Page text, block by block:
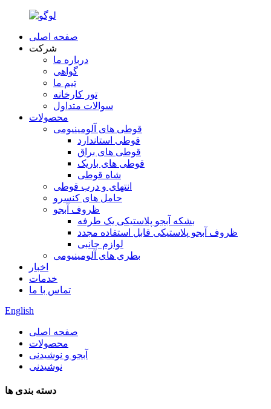
صفحه اصلی
شرکت
درباره ما
گواهی
تیم ما
تور کارخانه
سوالات متداول
محصولات
قوطی های آلومینیومی
قوطی استاندارد
قوطی های براق
قوطی های باریک
شاه قوطی
انتهای و درب قوطی
حامل های کنسرو
ظروف آبجو
بشکه آبجو پلاستیکی یک طرفه
ظروف آبجو پلاستیکی قابل استفاده مجدد
لوازم جانبی
بطری های آلومینیومی
اخبار
خدمات
تماس با ما
English
صفحه اصلی
محصولات
آبجو و نوشیدنی
نوشیدنی
دسته بندی ها